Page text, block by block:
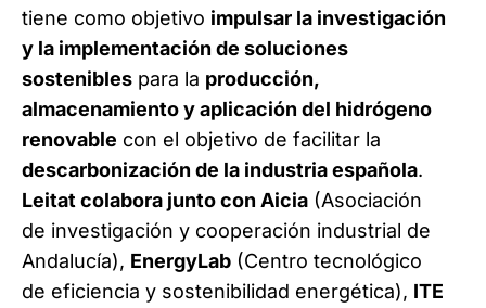
tiene como objetivo impulsar la investigación
y la implementación de soluciones
sostenibles para la producción,
almacenamiento y aplicación del hidrógeno
renovable con el objetivo de facilitar la
descarbonización de la industria española.
Leitat colabora junto con Aicia (Asociación
de investigación y cooperación industrial de
Andalucía), EnergyLab (Centro tecnológico
de eficiencia y sostenibilidad energética), ITE